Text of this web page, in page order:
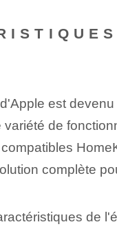
est
de
complète‍
de